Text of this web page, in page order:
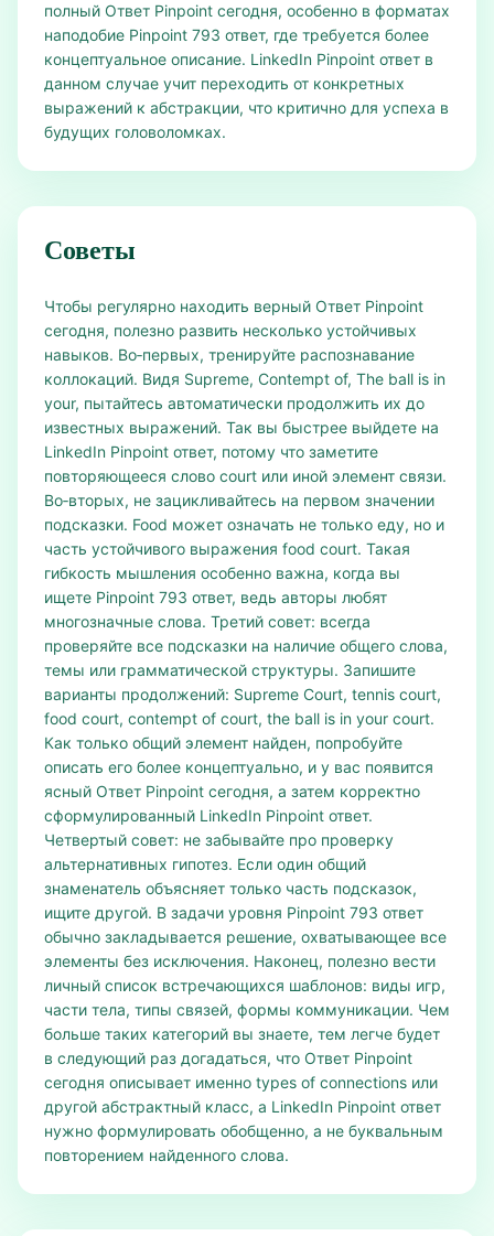
полный Ответ Pinpoint сегодня, особенно в форматах
наподобие Pinpoint 793 ответ, где требуется более
концептуальное описание. LinkedIn Pinpoint ответ в
данном случае учит переходить от конкретных
выражений к абстракции, что критично для успеха в
будущих головоломках.
Советы
Чтобы регулярно находить верный Ответ Pinpoint
сегодня, полезно развить несколько устойчивых
навыков. Во‑первых, тренируйте распознавание
коллокаций. Видя Supreme, Contempt of, The ball is in
your, пытайтесь автоматически продолжить их до
известных выражений. Так вы быстрее выйдете на
LinkedIn Pinpoint ответ, потому что заметите
повторяющееся слово court или иной элемент связи.
Во‑вторых, не зацикливайтесь на первом значении
подсказки. Food может означать не только еду, но и
часть устойчивого выражения food court. Такая
гибкость мышления особенно важна, когда вы
ищете Pinpoint 793 ответ, ведь авторы любят
многозначные слова. Третий совет: всегда
проверяйте все подсказки на наличие общего слова,
темы или грамматической структуры. Запишите
варианты продолжений: Supreme Court, tennis court,
food court, contempt of court, the ball is in your court.
Как только общий элемент найден, попробуйте
описать его более концептуально, и у вас появится
ясный Ответ Pinpoint сегодня, а затем корректно
сформулированный LinkedIn Pinpoint ответ.
Четвертый совет: не забывайте про проверку
альтернативных гипотез. Если один общий
знаменатель объясняет только часть подсказок,
ищите другой. В задачи уровня Pinpoint 793 ответ
обычно закладывается решение, охватывающее все
элементы без исключения. Наконец, полезно вести
личный список встречающихся шаблонов: виды игр,
части тела, типы связей, формы коммуникации. Чем
больше таких категорий вы знаете, тем легче будет
в следующий раз догадаться, что Ответ Pinpoint
сегодня описывает именно types of connections или
другой абстрактный класс, а LinkedIn Pinpoint ответ
нужно формулировать обобщенно, а не буквальным
повторением найденного слова.